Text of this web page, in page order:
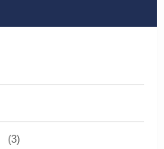
(3)